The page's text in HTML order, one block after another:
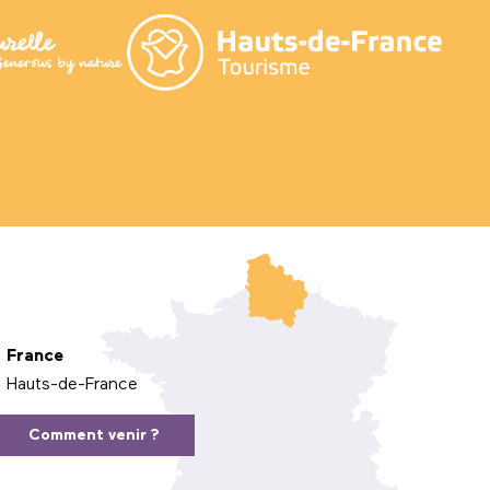
France
Hauts-de-France
Comment venir ?